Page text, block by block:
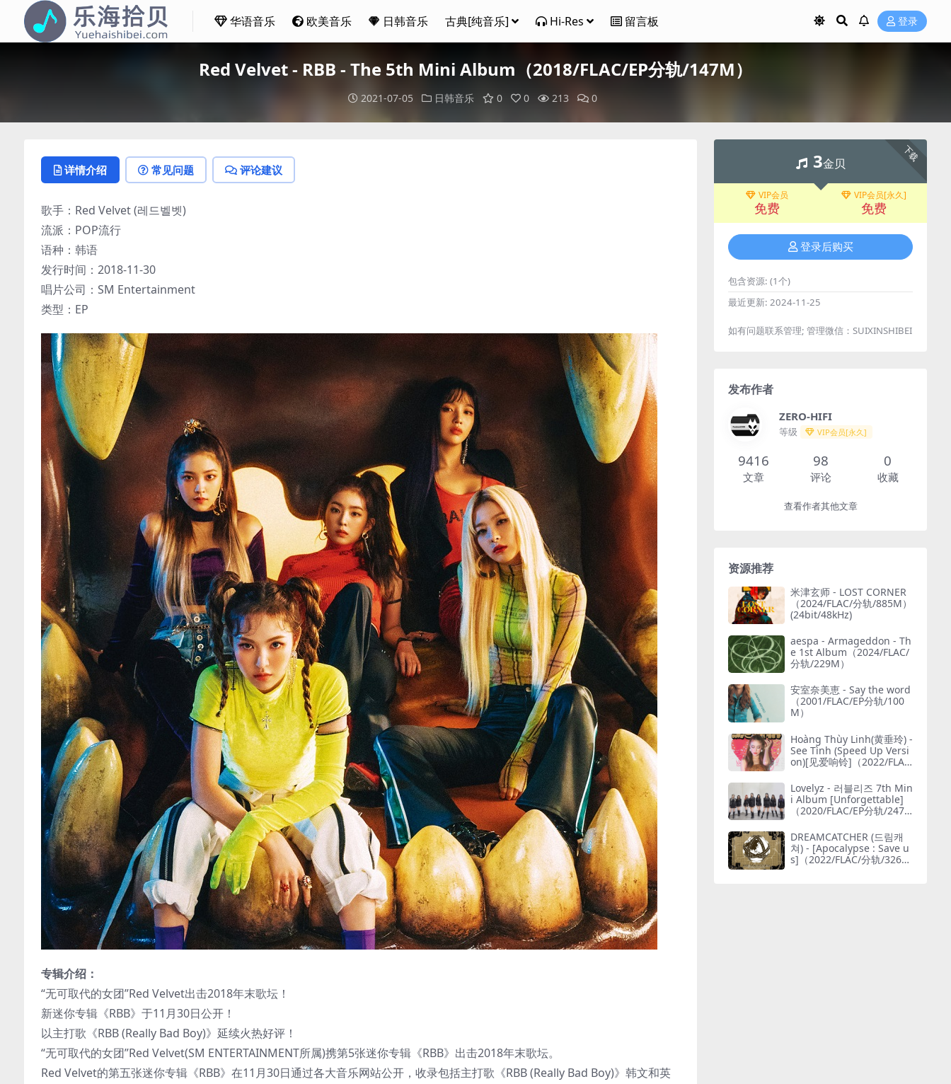
华语音乐 欧美音乐 日韩音乐 古典[纯音乐] Hi-Res 留言板 登录
Red Velvet - RBB - The 5th Mini Album（2018/FLAC/EP分轨/147M）
2021-07-05 日韩音乐 0 0 213 0
详情介绍 常见问题 评论建议
歌手：Red Velvet (레드벨벳)
流派：POP流行
语种：韩语
发行时间：2018-11-30
唱片公司：SM Entertainment
类型：EP
专辑介绍：
“无可取代的女团”Red Velvet出击2018年末歌坛！
新迷你专辑《RBB》于11月30日公开！
以主打歌《RBB (Really Bad Boy)》延续火热好评！
“无可取代的女团”Red Velvet(SM ENTERTAINMENT所属)携第5张迷你专辑《RBB》出击2018年末歌坛。
Red Velvet的第五张迷你专辑《RBB》在11月30日通过各大音乐网站公开，收录包括主打歌《RBB (Really Bad Boy)》韩文和英
下载
3金贝
VIP会员
免费
VIP会员[永久]
免费
登录后购买
包含资源: (1个)
最近更新: 2024-11-25
如有问题联系管理; 管理微信：SUIXINSHIBEI
发布作者
ZERO-HIFI
等级 VIP会员[永久]
9416
文章
98
评论
0
收藏
查看作者其他文章
资源推荐
米津玄师 - LOST CORNER
（2024/FLAC/分轨/885M）
(24bit/48kHz)
aespa - Armageddon - Th
e 1st Album（2024/FLAC/
分轨/229M）
安室奈美恵 - Say the word
（2001/FLAC/EP分轨/100
M）
Hoàng Thùy Linh(黄垂玲) -
See Tình (Speed Up Versi
on)[见爱响铃]（2022/FLA
A/24bit/48kHz)
Lovelyz - 러블리즈 7th Min
i Album [Unforgettable]
（2020/FLAC/EP分轨/247
DREAMCATCHER (드림캐
쳐) - [Apocalypse : Save u
s]（2022/FLAC/分轨/326